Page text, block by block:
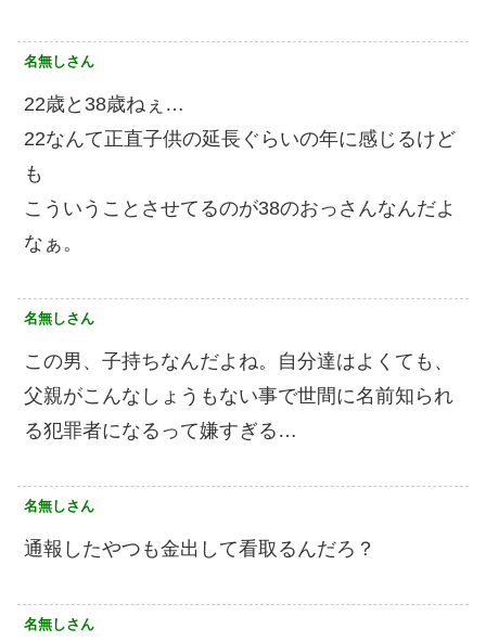
名無しさん
22歳と38歳ねぇ…
22なんて正直子供の延長ぐらいの年に感じるけど
も
こういうことさせてるのが38のおっさんなんだよ
なぁ。
名無しさん
この男、子持ちなんだよね。自分達はよくても、
父親がこんなしょうもない事で世間に名前知られ
る犯罪者になるって嫌すぎる…
名無しさん
通報したやつも金出して看取るんだろ？
名無しさん